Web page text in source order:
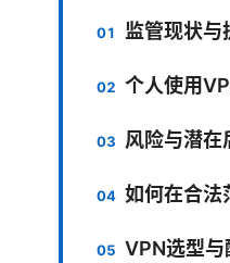
监管现状与
个人使用
风险与潜在
如何在合法
VPN选型与